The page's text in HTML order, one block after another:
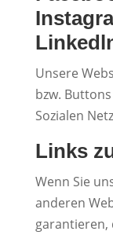
Unsere
bzw.
Sozialen
Links
Wenn Sie
anderen
garantieren,